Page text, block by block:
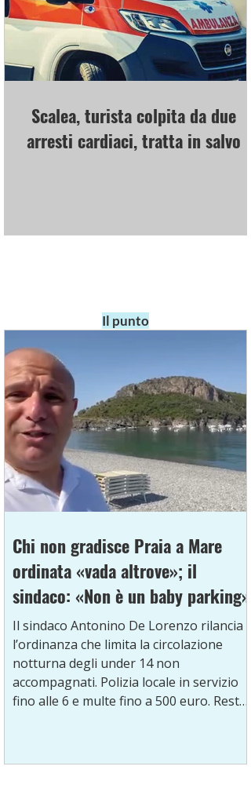
Scalea, turista colpita da due
arresti cardiaci, tratta in salvo
Il punto
Chi non gradisce Praia a Mare
ordinata «vada altrove»; il
sindaco: «Non è un baby parking»
Il sindaco Antonino De Lorenzo rilancia
l’ordinanza che limita la circolazione
notturna degli under 14 non
accompagnati. Polizia locale in servizio
fino alle 6 e multe fino a 500 euro. Resta